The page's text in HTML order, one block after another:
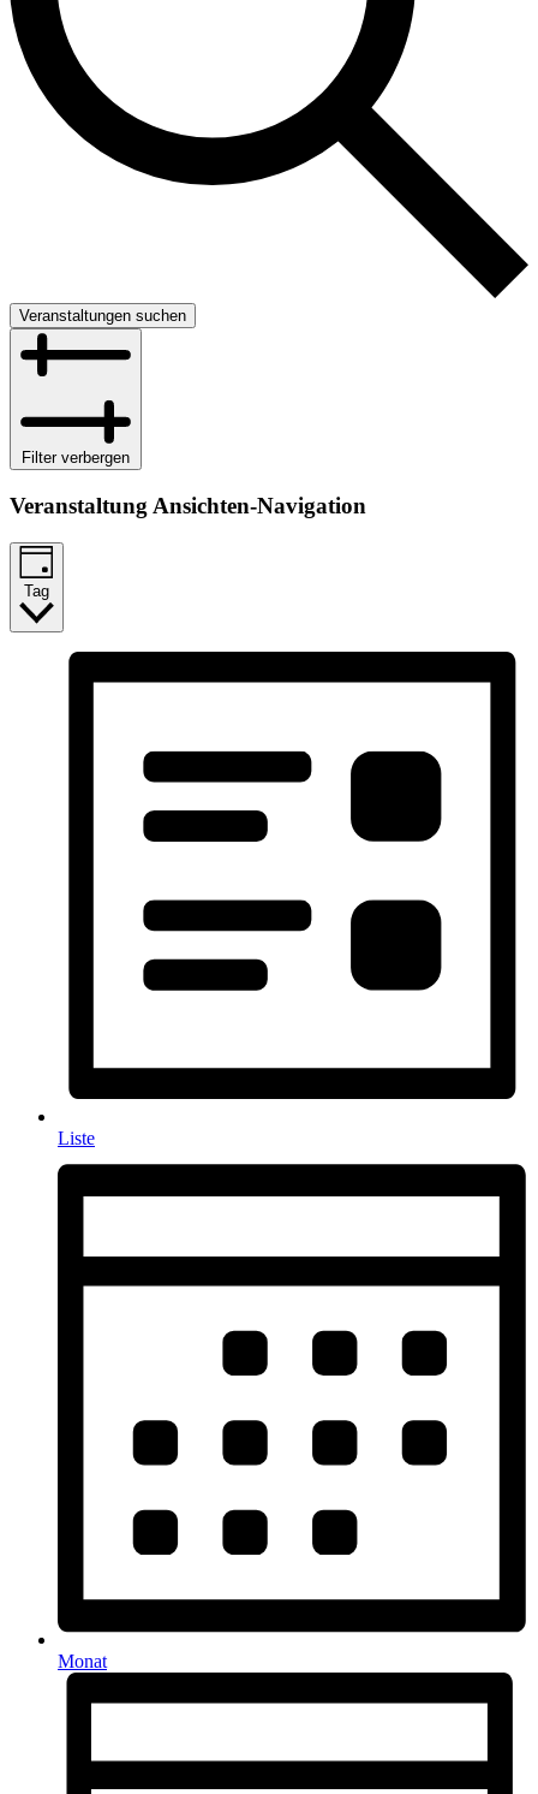
Veranstaltungen suchen
Filter verbergen
Veranstaltung Ansichten-Navigation
Tag
Liste
Monat